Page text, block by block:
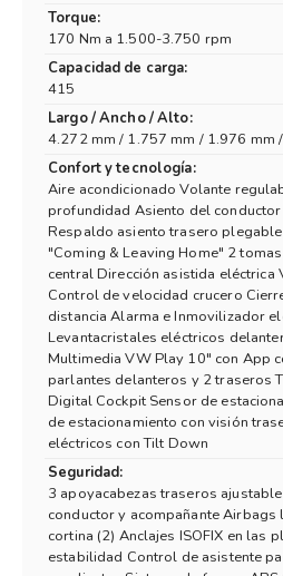
Torque:
170 Nm a 1.500-3.750 rpm
Capacidad de carga:
415
Largo / Ancho / Alto:
4.272 mm / 1.757 mm / 1.976 mm
Confort y tecnología:
Aire acondicionado Volante
profundidad Asiento del
Respaldo asiento trasero
"Coming & Leaving Home" 2
central Dirección asistida eléctrica
Control de velocidad crucero
distancia Alarma e Inmovilizador
Levantacristales eléctricos
Multimedia VW Play 10" con App
parlantes delanteros y 2 traseros
Digital Cockpit Sensor de
de estacionamiento con visión
eléctricos con Tilt Down
Seguridad:
3 apoyacabezas traseros
conductor y acompañante
cortina (2) Anclajes ISOFIX en las
estabilidad Control de asistente